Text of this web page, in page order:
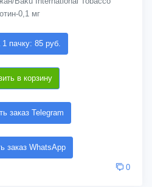
0,1 мг
1 пачку: 85 руб.
в корзину
заказ Telegram
заказ WhatsApp
0